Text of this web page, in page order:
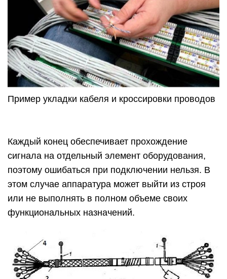
Пример укладки кабеля и кроссировки проводов
Каждый конец обеспечивает прохождение
сигнала на отдельный элемент оборудования,
поэтому ошибаться при подключении нельзя. В
этом случае аппаратура может выйти из строя
или не выполнять в полном объеме своих
функциональных назначений.